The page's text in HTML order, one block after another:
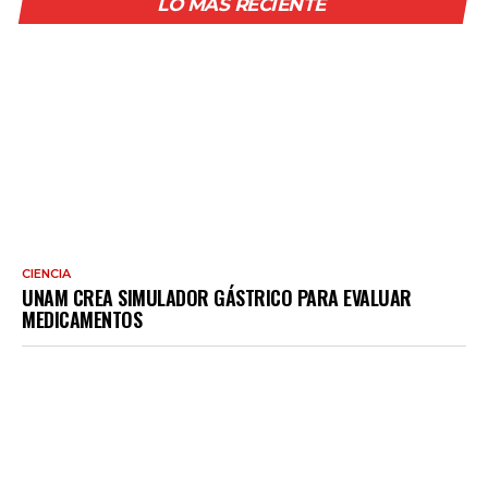
LO MÁS RECIENTE
CIENCIA
UNAM CREA SIMULADOR GÁSTRICO PARA EVALUAR
MEDICAMENTOS